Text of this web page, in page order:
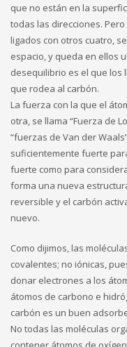
que no están en la
todas las direcciones.
ligados con otros cuatro,
espacio, y queda en ellos
desequilibrio es el que los
que rodea al carbón.
La fuerza con la que el
otra, se llama “Fuerza de
“fuerzas de Van der
suficientemente fuerte
fuerte como para
forma una nueva
reversible y el carbón
nuevo.
Como dijimos, las
covalentes; no iónicas,
donar electrones a los
átomos de carbono e
carbón es un buen
No todas las moléculas